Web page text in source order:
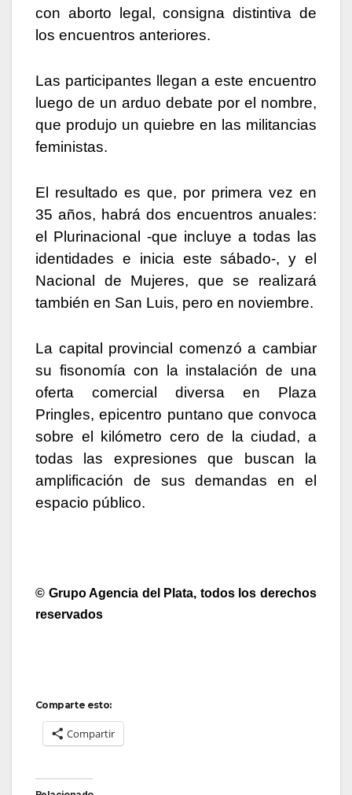
con aborto legal, consigna distintiva de
los encuentros anteriores.
Las participantes llegan a este encuentro
luego de un arduo debate por el nombre,
que produjo un quiebre en las militancias
feministas.
El resultado es que, por primera vez en
35 años, habrá dos encuentros anuales:
el Plurinacional -que incluye a todas las
identidades e inicia este sábado-, y el
Nacional de Mujeres, que se realizará
también en San Luis, pero en noviembre.
La capital provincial comenzó a cambiar
su fisonomía con la instalación de una
oferta comercial diversa en Plaza
Pringles, epicentro puntano que convoca
sobre el kilómetro cero de la ciudad, a
todas las expresiones que buscan la
amplificación de sus demandas en el
espacio público.
© Grupo Agencia del Plata, todos los derechos
reservados
Comparte esto:
Compartir